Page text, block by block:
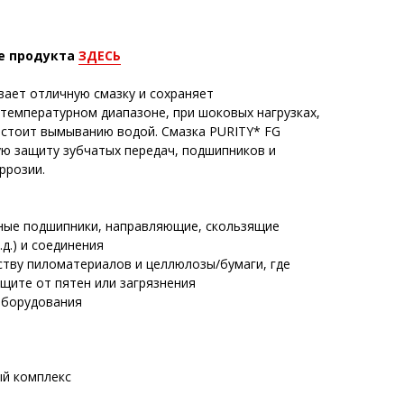
продукта ЗДЕСЬ
отличную смазку и сохраняет
диапазоне, при шоковых нагрузках,
вымыванию водой. Смазка PURITY* FG
защиту зубчатых передач, подшипников и
подшипники, направляющие, скользящие
и соединения
пиломатериалов и целлюлозы/бумаги, где
от пятен или загрязнения
комплекс